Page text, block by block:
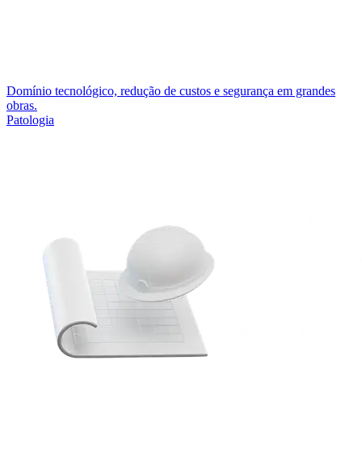
Domínio tecnológico, redução de custos e segurança em grandes
obras.
Patologia